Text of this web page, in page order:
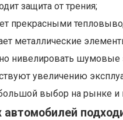
защита от трения;
прекрасными
металлические
нивелировать шумовые
увеличению
выбор на рынке и
автомобилей